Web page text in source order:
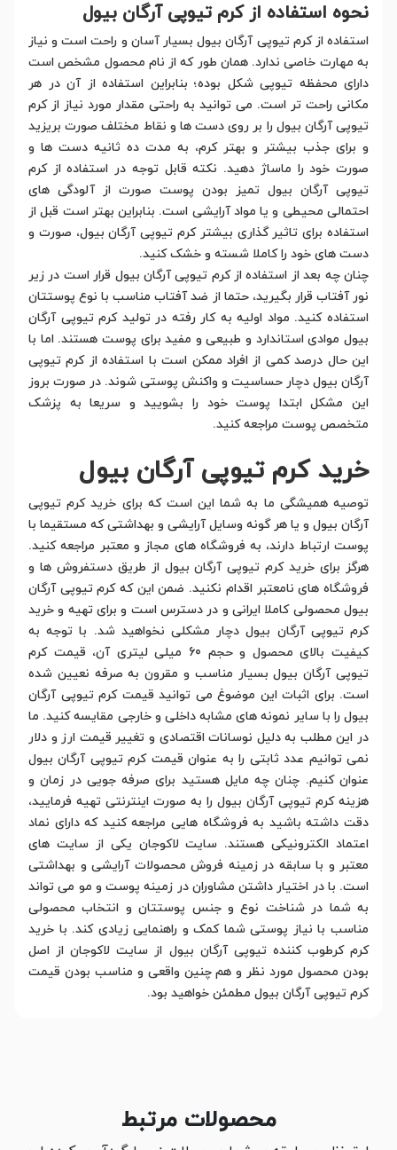
نحوه استفاده از کرم تیوپی آرگان بیول
استفاده از کرم تیوپی آرگان بیول بسیار آسان و راحت است و نیاز
به مهارت خاصی ندارد. همان طور که از نام محصول مشخص است
دارای محفظه تیوپی شکل بوده؛ بنابراین استفاده از آن در هر
مکانی راحت تر است. می توانید به راحتی مقدار مورد نیاز از کرم
تیوپی آرگان بیول را بر روی دست ها و نقاط مختلف صورت بریزید
و برای جذب بیشتر و بهتر کرم، به مدت ده ثانیه دست ها و
صورت خود را ماساژ دهید. نکته قابل توجه در استفاده از کرم
تیوپی آرگان بیول تمیز بودن پوست صورت از آلودگی های
احتمالی محیطی و یا مواد آرایشی است. بنابراین بهتر است قبل از
استفاده برای تاثیر گذاری بیشتر کرم تیوپی آرگان بیول، صورت و
دست های خود را کاملا شسته و خشک کنید.
چنان چه بعد از استفاده از کرم تیوپی آرگان بیول قرار است در زیر
نور آفتاب قرار بگیرید، حتما از ضد آفتاب مناسب با نوع پوستتان
استفاده کنید. مواد اولیه به کار رفته در تولید کرم تیوپی آرگان
بیول موادی استاندارد و طبیعی و مفید برای پوست هستند. اما با
این حال درصد کمی از افراد ممکن است با استفاده از کرم تیوپی
آرگان بیول دچار حساسیت و واکنش پوستی شوند. در صورت بروز
این مشکل ابتدا پوست خود را بشویید و سریعا به پزشک
متخصص پوست مراجعه کنید.
خرید کرم تیوپی آرگان بیول
توصیه همیشگی ما به شما این است که برای خرید کرم تیوپی
آرگان بیول و یا هر گونه وسایل آرایشی و بهداشتی که مستقیما با
پوست ارتباط دارند، به فروشگاه های مجاز و معتبر مراجعه کنید.
هرگز برای خرید کرم تیوپی آرگان بیول از طریق دستفروش ها و
فروشگاه های نامعتبر اقدام نکنید. ضمن این که کرم تیوپی آرگان
بیول محصولی کاملا ایرانی و در دسترس است و برای تهیه و خرید
کرم تیوپی آرگان بیول دچار مشکلی نخواهید شد. با توجه به
کیفیت بالای محصول و حجم 60 میلی لیتری آن، قیمت کرم
تیوپی آرگان بیول بسیار مناسب و مقرون به صرفه نعیین شده
است. برای اثبات این موضوغ می توانید قیمت کرم تیوپی آرگان
بیول را با سایر نمونه های مشابه داخلی و خارجی مقایسه کنید. ما
در این مطلب به دلیل نوسانات اقتصادی و تغییر قیمت ارز و دلار
نمی توانیم عدد ثابتی را به عنوان قیمت کرم تیوپی آرگان بیول
عنوان کنیم. چنان چه مایل هستید برای صرفه جویی در زمان و
هزینه کرم تیوپی آرگان بیول را به صورت اینترنتی تهیه فرمایید،
دقت داشته باشید به فروشگاه هایی مراجعه کنید که دارای نماد
اعتماد الکترونیکی هستند. سایت لاکوجان یکی از سایت های
معتبر و با سابقه در زمینه فروش محصولات آرایشی و بهداشتی
است. با در اختیار داشتن مشاوران در زمینه پوست و مو می تواند
به شما در شناخت نوع و جنس پوستتان و انتخاب محصولی
مناسب با نیاز پوستی شما کمک و راهنمایی زیادی کند. با خرید
کرم کرطوب کننده تیوپی آرگان بیول از سایت لاکوجان از اصل
بودن محصول مورد نظر و هم چنین واقعی و مناسب بودن قیمت
کرم تیوپی آرگان بیول مطمئن خواهید بود.
محصولات مرتبط